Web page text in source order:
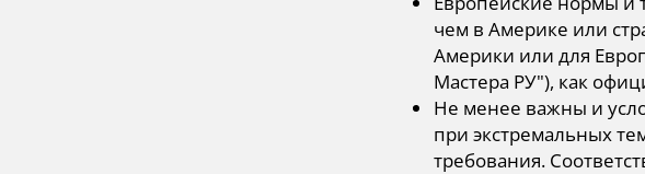
чем в Америке или
Америки или для
Мастера РУ"), как
Не менее важны и
при экстремальных
требования.